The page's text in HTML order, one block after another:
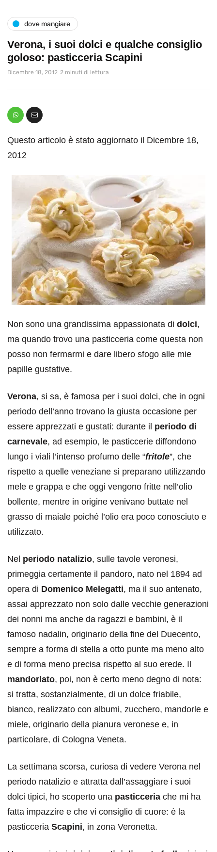
dove mangiare
Verona, i suoi dolci e qualche consiglio
goloso: pasticceria Scapini
Dicembre 18, 2012 2 minuti di lettura
Questo articolo è stato aggiornato il Dicembre 18,
2012
Non sono una grandissima appassionata di dolci,
ma quando trovo una pasticceria come questa non
posso non fermarmi e dare libero sfogo alle mie
papille gustative.
Verona, si sa, è famosa per i suoi dolci, che in ogni
periodo dell’anno trovano la giusta occasione per
essere apprezzati e gustati: durante il periodo di
carnevale, ad esempio, le pasticcerie diffondono
lungo i viali l’intenso profumo delle “fritole”, che
rispetto a quelle veneziane si preparano utilizzando
mele e grappa e che oggi vengono fritte nell’olio
bollente, mentre in origine venivano buttate nel
grasso di maiale poiché l’olio era poco conosciuto e
utilizzato.
Nel periodo natalizio, sulle tavole veronesi,
primeggia certamente il pandoro, nato nel 1894 ad
opera di Domenico Melegatti, ma il suo antenato,
assai apprezzato non solo dalle vecchie generazioni
dei nonni ma anche da ragazzi e bambini, è il
famoso nadalin, originario della fine del Duecento,
sempre a forma di stella a otto punte ma meno alto
e di forma meno precisa rispetto al suo erede. Il
mandorlato, poi, non è certo meno degno di nota:
si tratta, sostanzialmente, di un dolce friabile,
bianco, realizzato con albumi, zucchero, mandorle e
miele, originario della pianura veronese e, in
particolare, di Cologna Veneta.
La settimana scorsa, curiosa di vedere Verona nel
periodo natalizio e attratta dall’assaggiare i suoi
dolci tipici, ho scoperto una pasticceria che mi ha
fatta impazzire e che vi consiglio di cuore: è la
pasticceria Scapini, in zona Veronetta.